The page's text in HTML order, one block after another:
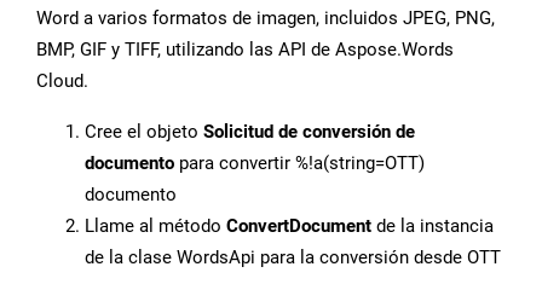
Word a varios formatos de imagen, incluidos JPEG, PNG,
BMP, GIF y TIFF, utilizando las API de Aspose.Words
Cloud.
Cree el objeto Solicitud de conversión de
documento para convertir %!a(string=OTT)
documento
Llame al método ConvertDocument de la instancia
de la clase WordsApi para la conversión desde OTT